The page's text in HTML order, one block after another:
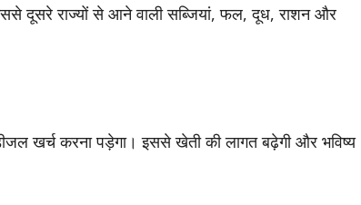
दूसरे राज्यों से आने वाली सब्जियां, फल, दूध, राशन और
खर्च करना पड़ेगा। इससे खेती की लागत बढ़ेगी और भविष्य